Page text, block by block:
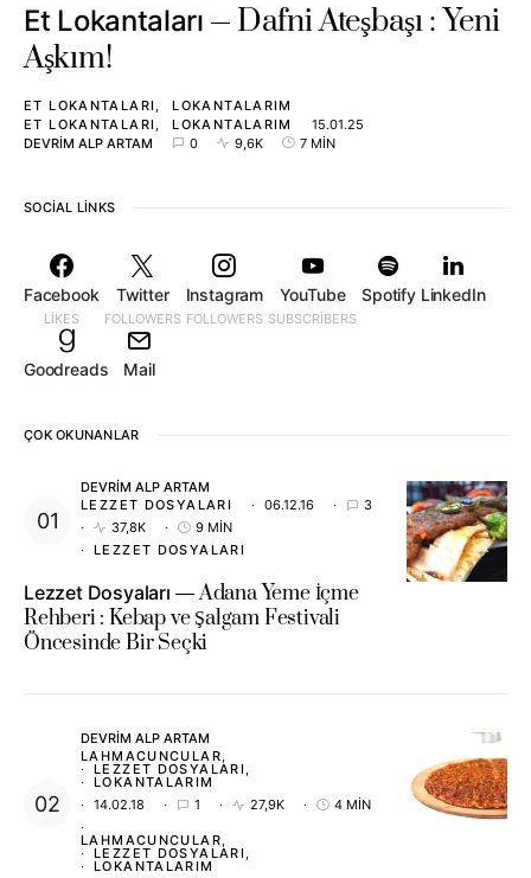
Et Lokantaları
Dafni Ateşbaşı : Yeni
Aşkım!
ET LOKANTALARI
LOKANTALARIM
ET LOKANTALARI
LOKANTALARIM
15.01.25
DEVRIM ALP ARTAM
0 9,6K 7 MIN
SOCIAL LINKS
Facebook
LIKES
Twitter
FOLLOWERS
Instagram
FOLLOWERS
YouTube
SUBSCRIBERS
Spotify LinkedIn
Goodreads Mail
ÇOK OKUNANLAR
DEVRIM ALP ARTAM
LEZZET DOSYALARI
06.12.16
3
37,8K
9 MIN
LEZZET DOSYALARI
Lezzet Dosyaları
Adana Yeme İçme
Rehberi : Kebap ve Şalgam Festivali
Öncesinde Bir Seçki
DEVRIM ALP ARTAM
LAHMACUNCULAR
LEZZET DOSYALARI
LOKANTALARIM
14.02.18
1 27,9K 4 MIN
LAHMACUNCULAR
LEZZET DOSYALARI
LOKANTALARIM